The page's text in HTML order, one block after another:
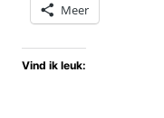
Meer
Vind ik leuk: